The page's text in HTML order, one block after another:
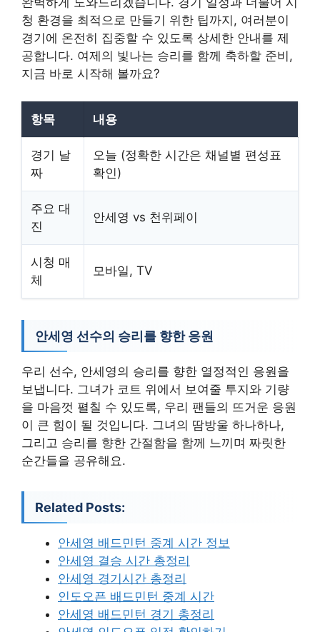
청 환경을 최적으로 만들기 위한 팁까지, 여러분이
경기에 온전히 집중할 수 있도록 상세한 안내를 제
공합니다. 여제의 빛나는 승리를 함께 축하할 준비,
지금 바로 시작해 볼까요?
항목 내용
경기 날
짜
오늘 (정확한 시간은 채널별 편성표
확인)
주요 대
진
안세영 vs 천위페이
시청 매
체
모바일, TV
안세영 선수의 승리를 향한 응원
우리 선수, 안세영의 승리를 향한 열정적인 응원을
보냅니다. 그녀가 코트 위에서 보여줄 투지와 기량
을 마음껏 펼칠 수 있도록, 우리 팬들의 뜨거운 응원
이 큰 힘이 될 것입니다. 그녀의 땀방울 하나하나,
그리고 승리를 향한 간절함을 함께 느끼며 짜릿한
순간들을 공유해요.
Related Posts:
안세영 배드민턴 중계 시간 정보
안세영 결승 시간 총정리
안세영 경기시간 총정리
인도오픈 배드민턴 중계 시간
안세영 배드민턴 경기 총정리